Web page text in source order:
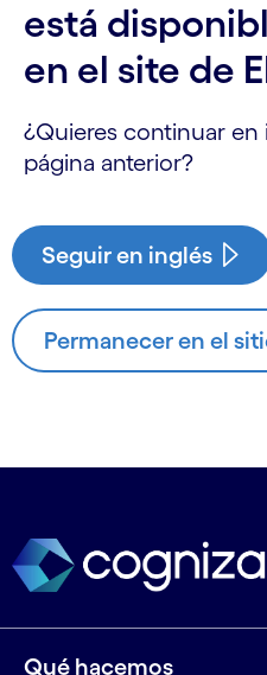
está
en el site de
¿Quieres continuar en
página anterior?
Seguir en inglés
Permanecer en el
Qué hacemos